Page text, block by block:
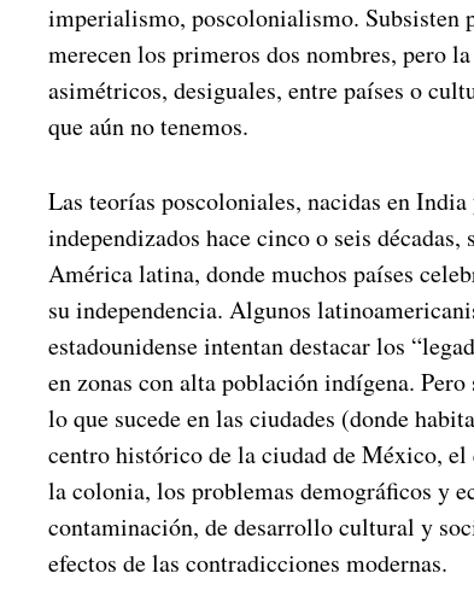
imperialismo, poscolonialismo. Subsisten
merecen los primeros dos nombres, pero
asimétricos, desiguales, entre países o
que aún no tenemos.
Las teorías poscoloniales, nacidas en
independizados hace cinco o seis
América latina, donde muchos países
su independencia. Algunos
estadounidense intentan destacar los
en zonas con alta población indígena.
lo que sucede en las ciudades (donde
centro histórico de la ciudad de México, el
la colonia, los problemas demográficos y
contaminación, de desarrollo cultural y
efectos de las contradicciones modernas.